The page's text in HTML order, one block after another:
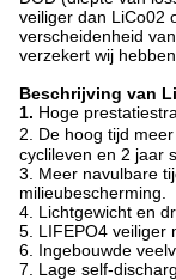
veiliger dan LiCo02
verscheidenheid
verzekert wij
Beschrijving van
1. Hoge
2. De hoog tijd
cyclileven en 2 jaar
3. Meer navulbare
milieubescherming.
4. Lichtgewicht en
5. LIFEPO4 veiliger
6. Ingebouwde
7.
Lage self-